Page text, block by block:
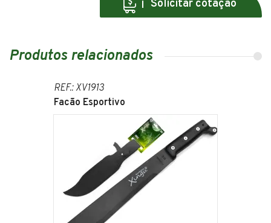
Solicitar cotação
Produtos relacionados
REF.: XV1913
Facão Esportivo